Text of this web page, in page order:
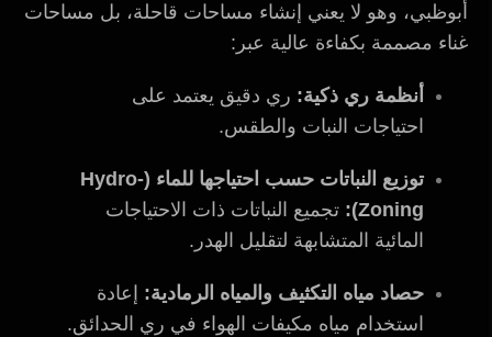
أبوظبي، وهو لا يعني إنشاء مساحات قاحلة، بل مساحات
غناء مصممة بكفاءة عالية عبر:
أنظمة ري ذكية: ري دقيق يعتمد على
احتياجات النبات والطقس.
توزيع النباتات حسب احتياجها للماء (Hydro-
Zoning):
تجميع النباتات ذات الاحتياجات
المائية المتشابهة لتقليل الهدر.
حصاد مياه التكثيف والمياه الرمادية: إعادة
استخدام مياه مكيفات الهواء في ري الحدائق.